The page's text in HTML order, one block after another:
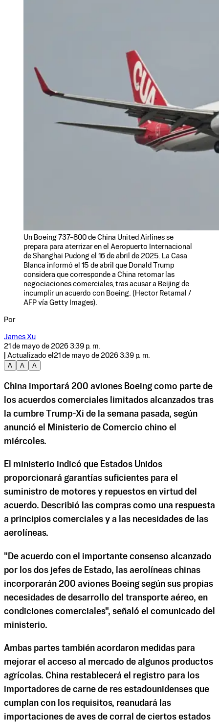
Un Boeing 737-800 de China United Airlines se
prepara para aterrizar en el Aeropuerto Internacional
de Shanghai Pudong el 16 de abril de 2025. La Casa
Blanca informó el 15 de abril que Donald Trump
considera que corresponde a China retomar las
negociaciones comerciales, tras acusar a Beijing de
incumplir un acuerdo con Boeing. (Hector Retamal /
AFP vía Getty Images).
Por
James Xu
21 de mayo de 2026 3:39 p. m.
| Actualizado el 21 de mayo de 2026 3:39 p. m.
A
A A
China importará 200 aviones Boeing como parte de
los acuerdos comerciales limitados alcanzados tras
la cumbre Trump-Xi de la semana pasada, según
anunció el Ministerio de Comercio chino el
miércoles.
El ministerio indicó que Estados Unidos
proporcionará garantías suficientes para el
suministro de motores y repuestos en virtud del
acuerdo. Describió las compras como una respuesta
a principios comerciales y a las necesidades de las
aerolíneas.
"De acuerdo con el importante consenso alcanzado
por los dos jefes de Estado, las aerolíneas chinas
incorporarán 200 aviones Boeing según sus propias
necesidades de desarrollo del transporte aéreo, en
condiciones comerciales", señaló el comunicado del
ministerio.
Ambas partes también acordaron medidas para
mejorar el acceso al mercado de algunos productos
agrícolas. China restablecerá el registro para los
importadores de carne de res estadounidenses que
cumplan con los requisitos, reanudará las
importaciones de aves de corral de ciertos estados